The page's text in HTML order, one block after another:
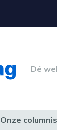
Dé
Onze